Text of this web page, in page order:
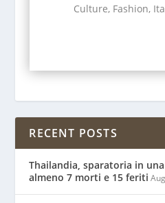
Culture, Fashion,
RECENT POSTS
Thailandia, sparatoria in
almeno 7 morti e 15 feriti